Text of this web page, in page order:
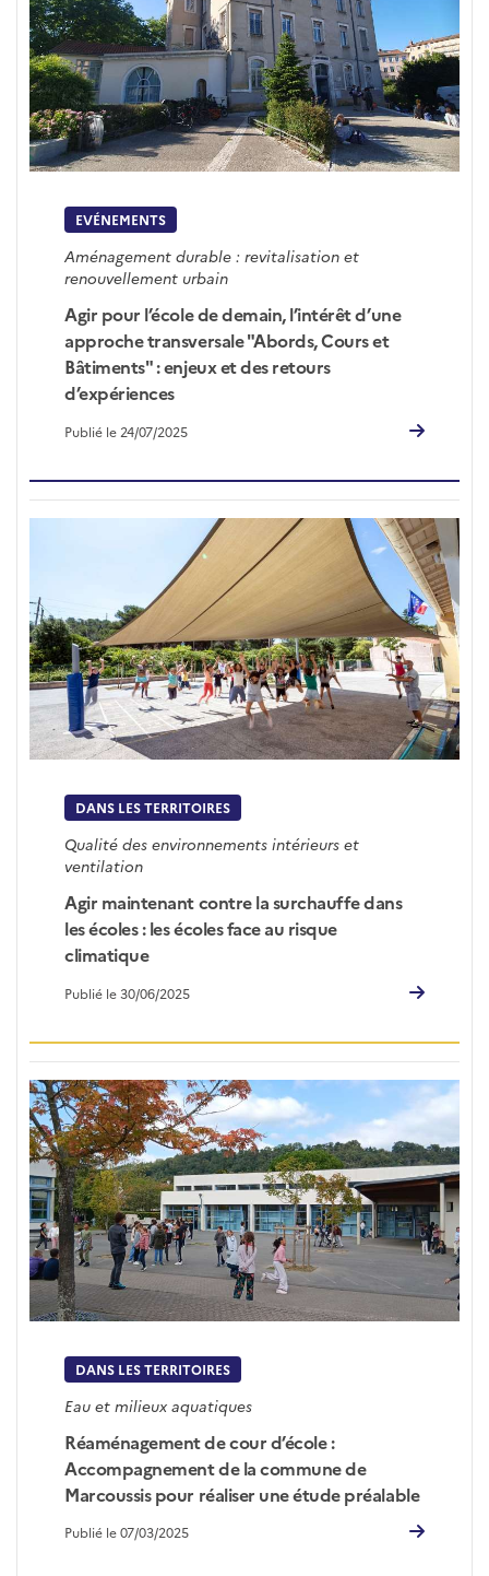
EVÉNEMENTS
Aménagement durable : revitalisation et
renouvellement urbain
Agir pour l’école de demain, l’intérêt d’une
approche transversale "Abords, Cours et
Bâtiments" : enjeux et des retours
d’expériences
Publié le 24/07/2025
DANS LES TERRITOIRES
Qualité des environnements intérieurs et
ventilation
Agir maintenant contre la surchauffe dans
les écoles : les écoles face au risque
climatique
Publié le 30/06/2025
DANS LES TERRITOIRES
Eau et milieux aquatiques
Réaménagement de cour d’école :
Accompagnement de la commune de
Marcoussis pour réaliser une étude préalable
Publié le 07/03/2025